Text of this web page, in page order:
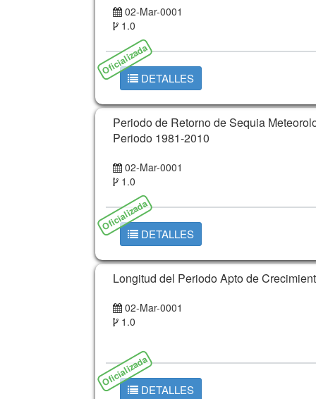
Oficializada
02-Mar-0001
1.0
DETALLES
Oficializada
Periodo de Retorno de Sequia
Periodo 1981-2010
02-Mar-0001
1.0
DETALLES
Oficializada
Longitud del Periodo Apto de
02-Mar-0001
1.0
DETALLES